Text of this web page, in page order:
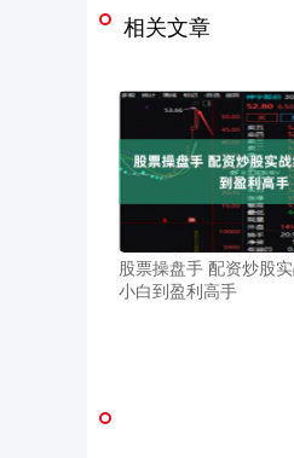
相关文章
股票操盘手 配资炒股
小白到盈利高手